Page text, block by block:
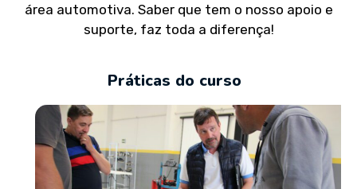
área automotiva. Saber que tem o nosso apoio e
suporte, faz toda a diferença!
Práticas do curso